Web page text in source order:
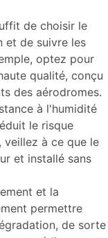
de choisir le
et de suivre les
optez pour
qualité, conçu
des aérodromes.
à l'humidité
le risque
à ce que le
et installé sans
et la
permettre
de sorte